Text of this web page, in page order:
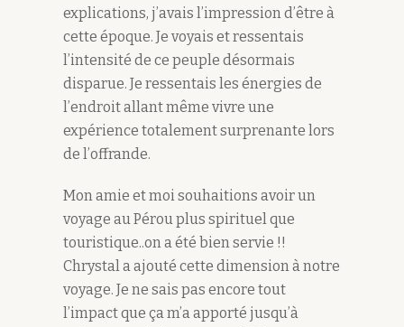
explications, j’avais l’impression d’être à
cette époque. Je voyais et ressentais
l’intensité de ce peuple désormais
disparue. Je ressentais les énergies de
l’endroit allant même vivre une
expérience totalement surprenante lors
de l’offrande.
Mon amie et moi souhaitions avoir un
voyage au Pérou plus spirituel que
touristique..on a été bien servie !!
Chrystal a ajouté cette dimension à notre
voyage. Je ne sais pas encore tout
l’impact que ça m’a apporté jusqu’à